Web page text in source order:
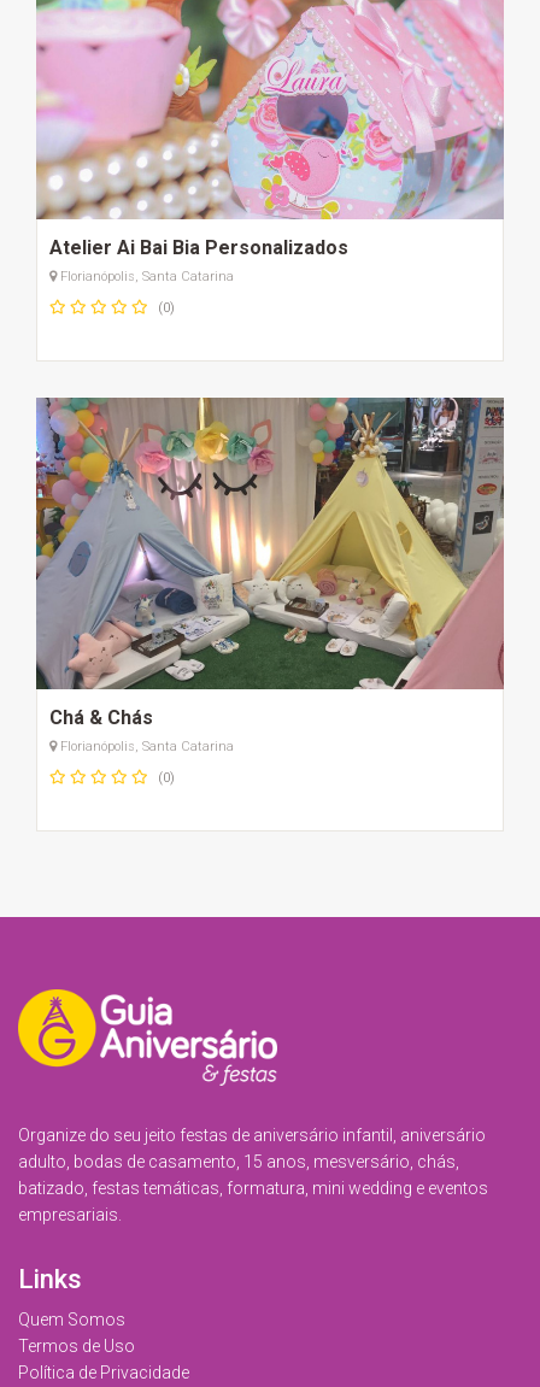
Atelier Ai Bai Bia Personalizados
Florianópolis, Santa Catarina
(0)
Chá & Chás
Florianópolis, Santa Catarina
(0)
Organize do seu jeito festas de aniversário infantil, aniversário
adulto, bodas de casamento, 15 anos, mesversário, chás,
batizado, festas temáticas, formatura, mini wedding e eventos
empresariais.
Links
Quem Somos
Termos de Uso
Política de Privacidade